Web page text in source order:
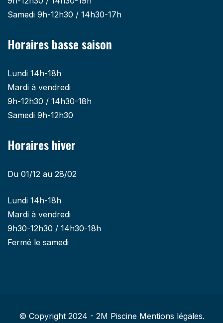
Samedi 9h-12h30 / 14h30-17h
Horaires basse saison
Lundi 14h-18h
Mardi à vendredi
9h-12h30 / 14h30-18h
Samedi 9h-12h30
Horaires hiver
Du 01/12 au 28/02
Lundi 14h-18h
Mardi à vendredi
9h30-12h30 / 14h30-18h
Fermé le samedi
© Copyright 2024 - 2M Piscine Mentions légales.